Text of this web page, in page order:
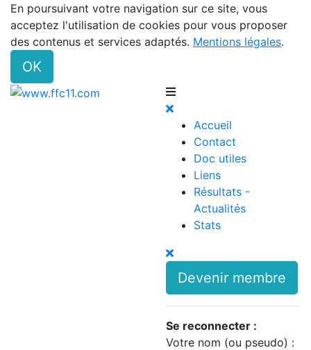
En poursuivant votre navigation sur ce site, vous
acceptez l'utilisation de cookies pour vous proposer
des contenus et services adaptés. Mentions légales.
OK
Accueil
Contact
Doc utiles
Liens
Résultats -
Actualités
Stats
Devenir membre
Se reconnecter :
Votre nom (ou pseudo) :